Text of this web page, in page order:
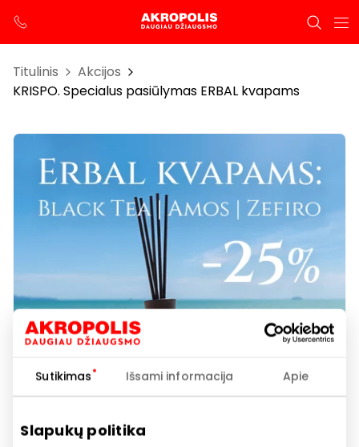
Sutikimas Išsami informacija Apie
Slapukų politika
Titulinis
Akcijos
KRISPO. Specialus pasiūlymas ERBAL kvapams